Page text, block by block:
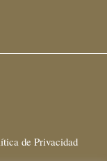
de Privacidad